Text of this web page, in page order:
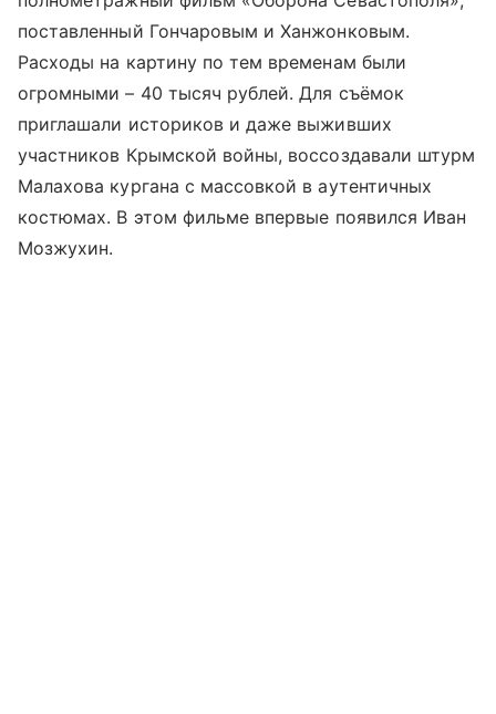
поставленный Гончаровым и Ханжонковым.
Расходы на картину по тем временам были
огромными – 40 тысяч рублей. Для съёмок
приглашали историков и даже выживших
участников Крымской войны, воссоздавали штурм
Малахова кургана с массовкой в аутентичных
костюмах. В этом фильме впервые появился Иван
Мозжухин.